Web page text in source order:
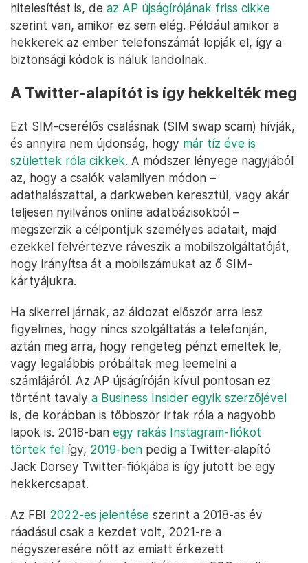
hitelesítést is, de az AP újságírójának friss cikke
szerint van, amikor ez sem elég. Például amikor a
hekkerek az ember telefonszámát lopják el, így a
biztonsági kódok is náluk landolnak.
A Twitter-alapítót is így hekkelték meg
Ezt SIM-cserélős csalásnak (SIM swap scam) hívják,
és annyira nem újdonság, hogy már tíz éve is
születtek róla cikkek. A módszer lényege nagyjából
az, hogy a csalók valamilyen módon –
adathalászattal, a darkweben keresztül, vagy akár
teljesen nyilvános online adatbázisokból –
megszerzik a célpontjuk személyes adatait, majd
ezekkel felvértezve ráveszik a mobilszolgáltatóját,
hogy irányítsa át a mobilszámukat az ő SIM-
kártyájukra.
Ha sikerrel járnak, az áldozat először arra lesz
figyelmes, hogy nincs szolgáltatás a telefonján,
aztán meg arra, hogy rengeteg pénzt emeltek le,
vagy legalábbis próbáltak meg leemelni a
számlájáról. Az AP újságíróján kívül pontosan ez
történt tavaly a Business Insider egyik szerzőjével
is, de korábban is többször írtak róla a nagyobb
lapok is. 2018-ban egy rakás Instagram-fiókot
törtek fel így, 2019-ben pedig a Twitter-alapító
Jack Dorsey Twitter-fiókjába is így jutott be egy
hekkercsapat.
Az FBI 2022-es jelentése szerint a 2018-as év
ráadásul csak a kezdet volt, 2021-re a
négyszeresére nőtt az emiatt érkezett